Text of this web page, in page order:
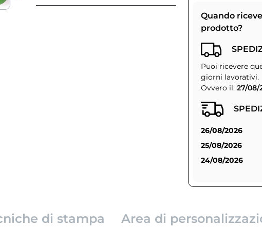
Quando
prodotto?
Puoi ricevere
giorni lavorativi.
Ovvero il: 27/08/
26/08/2026
25/08/2026
24/08/2026
di stampa
Area di